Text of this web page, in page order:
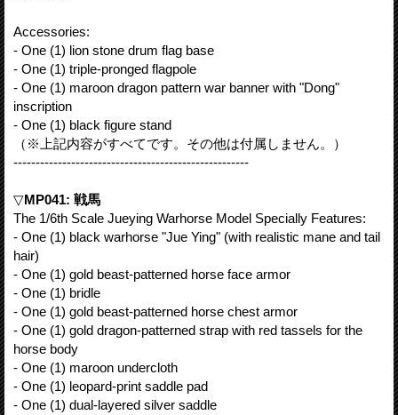
Accessories:
- One (1) lion stone drum flag base
- One (1) triple-pronged flagpole
- One (1) maroon dragon pattern war banner with "Dong"
inscription
- One (1) black figure stand
（※上記内容がすべてです。その他は付属しません。）
-----------------------------------------------------
▽MP041: 戦馬
The 1/6th Scale Jueying Warhorse Model Specially Features:
- One (1) black warhorse "Jue Ying" (with realistic mane and tail
hair)
- One (1) gold beast-patterned horse face armor
- One (1) bridle
- One (1) gold beast-patterned horse chest armor
- One (1) gold dragon-patterned strap with red tassels for the
horse body
- One (1) maroon undercloth
- One (1) leopard-print saddle pad
- One (1) dual-layered silver saddle